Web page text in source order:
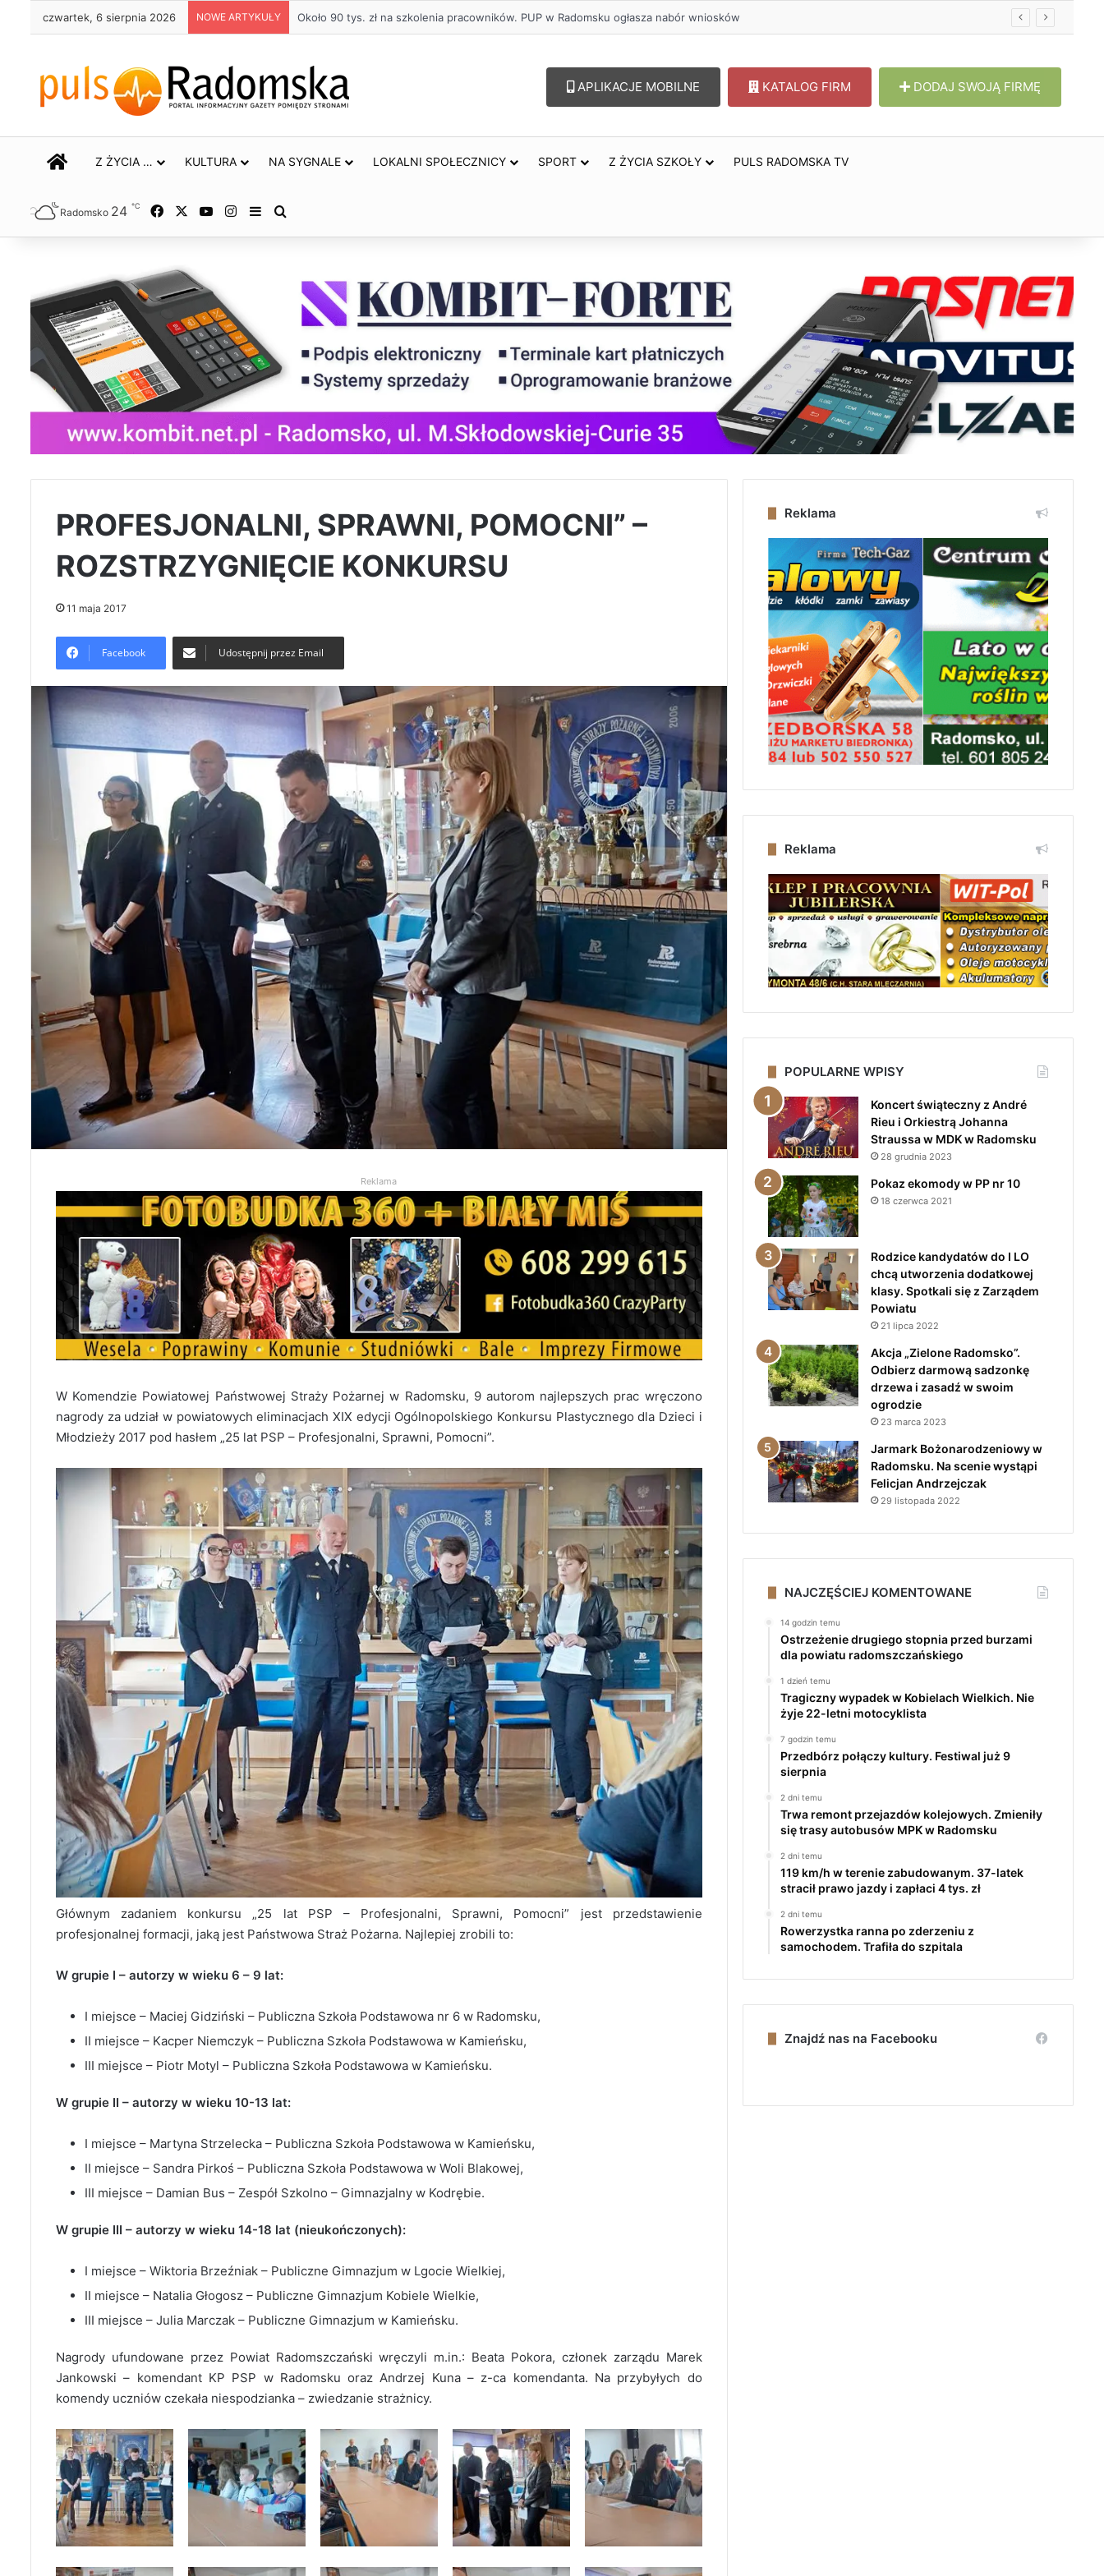
czwartek, 6 sierpnia 2026 NOWE ARTYKUŁY Życie bez alkoholu – lepszy wybór. Radomsko włącza się w Miesiąc Trzeźwości
APLIKACJE MOBILNE KATALOG FIRM DODAJ SWOJĄ FIRMĘ
STRONA GŁÓWNA
Z ŻYCIA … KULTURA NA SYGNALE LOKALNI SPOŁECZNICY SPORT Z ŻYCIA SZKOŁY PULS RADOMSKA TV
Radomsko 24 ℃ Facebook YouTubeInstagram
Sidebar
PROFESJONALNI, SPRAWNI, POMOCNI” –
ROZSTRZYGNIĘCIE KONKURSU
11 maja 2017
Facebook Udostępnij przez Email
Reklama
W Komendzie Powiatowej Państwowej Straży Pożarnej w Radomsku, 9 autorom najlepszych prac wręczono
nagrody za udział w powiatowych eliminacjach XIX edycji Ogólnopolskiego Konkursu Plastycznego dla Dzieci i
Młodzieży 2017 pod hasłem „25 lat PSP – Profesjonalni, Sprawni, Pomocni”.
Głównym zadaniem konkursu „25 lat PSP – Profesjonalni, Sprawni, Pomocni” jest przedstawienie
profesjonalnej formacji, jaką jest Państwowa Straż Pożarna. Najlepiej zrobili to:
W grupie I – autorzy w wieku 6 – 9 lat:
I miejsce – Maciej Gidziński – Publiczna Szkoła Podstawowa nr 6 w Radomsku,
II miejsce – Kacper Niemczyk – Publiczna Szkoła Podstawowa w Kamieńsku,
III miejsce – Piotr Motyl – Publiczna Szkoła Podstawowa w Kamieńsku.
W grupie II – autorzy w wieku 10-13 lat:
I miejsce – Martyna Strzelecka – Publiczna Szkoła Podstawowa w Kamieńsku,
II miejsce – Sandra Pirkoś – Publiczna Szkoła Podstawowa w Woli Blakowej,
III miejsce – Damian Bus – Zespół Szkolno – Gimnazjalny w Kodrębie.
W grupie III – autorzy w wieku 14-18 lat (nieukończonych):
I miejsce – Wiktoria Brzeźniak – Publiczne Gimnazjum w Lgocie Wielkiej,
II miejsce – Natalia Głogosz – Publiczne Gimnazjum Kobiele Wielkie,
III miejsce – Julia Marczak – Publiczne Gimnazjum w Kamieńsku.
Nagrody ufundowane przez Powiat Radomszczański wręczyli m.in.: Beata Pokora, członek zarządu Marek
Jankowski – komendant KP PSP w Radomsku oraz Andrzej Kuna – z-ca komendanta. Na przybyłych do
komendy uczniów czekała niespodzianka – zwiedzanie strażnicy.
Reklama
Reklama
POPULARNE WPISY
Koncert świąteczny z André
Rieu i Orkiestrą Johanna
Straussa w MDK w Radomsku
28 grudnia 2023
Pokaz ekomody w PP nr 10
18 czerwca 2021
Rodzice kandydatów do I LO
chcą utworzenia dodatkowej
klasy. Spotkali się z Zarządem
Powiatu
21 lipca 2022
Akcja „Zielone Radomsko”.
Odbierz darmową sadzonkę
drzewa i zasadź w swoim
ogrodzie
23 marca 2023
Jarmark Bożonarodzeniowy w
Radomsku. Na scenie wystąpi
Felicjan Andrzejczak
29 listopada 2022
NAJCZĘŚCIEJ KOMENTOWANE
14 godzin temu
Ostrzeżenie drugiego stopnia przed burzami
dla powiatu radomszczańskiego
1 dzień temu
Tragiczny wypadek w Kobielach Wielkich. Nie
żyje 22-letni motocyklista
7 godzin temu
Przedbórz połączy kultury. Festiwal już 9
sierpnia
2 dni temu
Trwa remont przejazdów kolejowych. Zmieniły
się trasy autobusów MPK w Radomsku
2 dni temu
119 km/h w terenie zabudowanym. 37-latek
stracił prawo jazdy i zapłaci 4 tys. zł
2 dni temu
Rowerzystka ranna po zderzeniu z
samochodem. Trafiła do szpitala
Znajdź nas na Facebooku